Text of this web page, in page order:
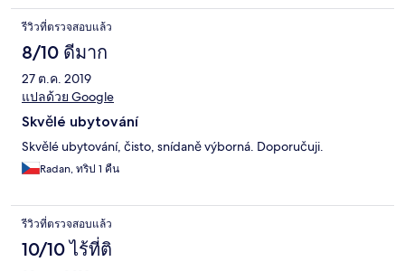
รีวิวที่ตรวจสอบแล้ว
8/10 ดีมาก
27 ต.ค. 2019
แปลด้วย Google
Skvělé ubytování
Skvělé ubytování, čisto, snídaně výborná. Doporučuji.
Radan, ทริป 1 คืน
รีวิวที่ตรวจสอบแล้ว
10/10 ไร้ที่ติ